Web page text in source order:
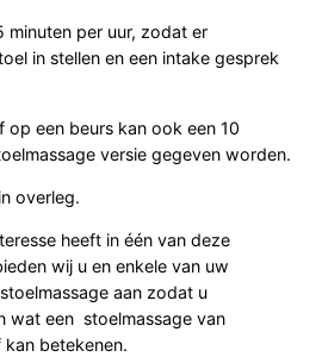
minuten per uur, zodat er
in stellen en een intake gesprek
op een beurs kan ook een 10
versie gegeven worden.
overleg.
heeft in één van deze
wij u en enkele van uw
aan zodat u
wat een stoelmassage van
betekenen.